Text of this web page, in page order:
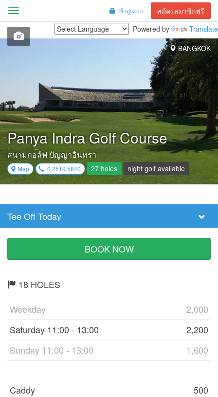
เข้าสู่ระบบ สมัครสมาชิกฟรี
Menu
Powered by
Translate
BANGKOK
Panya Indra Golf Course
สนามกอล์ฟ ปัญญาอินทรา
Map 0 2519 5840 27 holes night golf available
Select
Tee
Time
Tee Off Today
BOOK NOW
18 HOLES
Weekday
2,000
Saturday 11:00 - 13:00
2,200
Sunday 11:00 - 13:00
1,600
Caddy
500